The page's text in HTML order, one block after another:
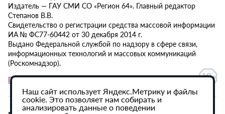
Издатель — ГАУ СМИ СО «Регион 64». Главный редактор
Степанов В.В.
Свидетельство о регистрации средства массовой информации
ИА № ФС77-60442 от 30 декабря 2014 г.
Выдано Федеральной службой по надзору в сфере связи,
информационных технологий и массовых коммуникаций
(Роскомнадзор).
Политика в отношении обработки персональных данных
Наш сайт использует Яндекс.Метрику и файлы
cookie. Это позволяет нам собирать и
анализировать данные о поведении